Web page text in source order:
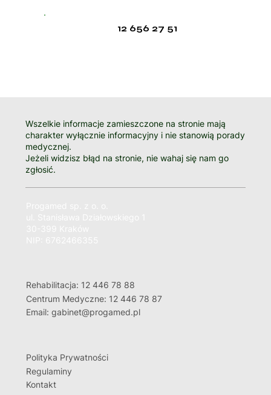
12 656 27 51
Wszelkie informacje zamieszczone na stronie mają
charakter wyłącznie informacyjny i nie stanowią porady
medycznej.
Jeżeli widzisz błąd na stronie, nie wahaj się nam go
zgłosić.
Rehabilitacja: 12 446 78 88
Centrum Medyczne: 12 446 78 87
Email: gabinet@progamed.pl
Polityka Prywatności
Regulaminy
Kontakt